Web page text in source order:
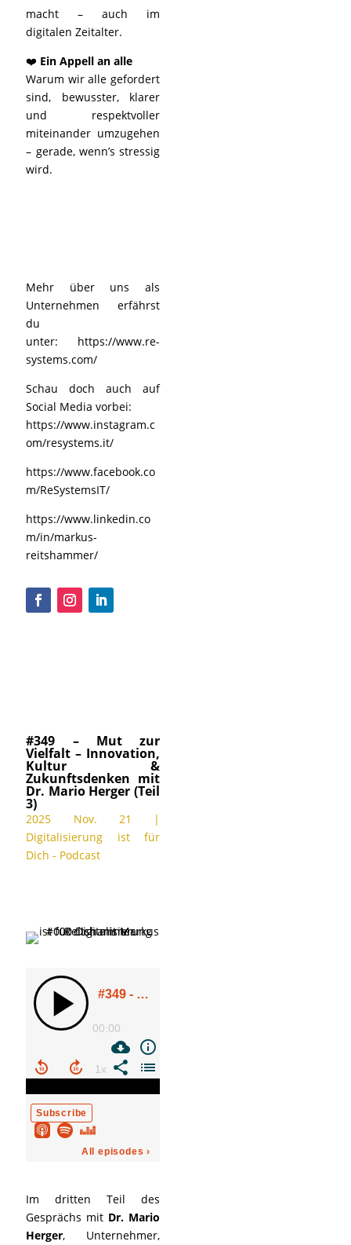
macht – auch im
digitalen Zeitalter.
❤️ Ein Appell an alle
Warum wir alle gefordert
sind, bewusster, klarer
und respektvoller
miteinander umzugehen
– gerade, wenn’s stressig
wird.
Mehr über uns als
Unternehmen erfährst
du
unter: https://www.re-
systems.com/
Schau doch auch auf
Social Media vorbei:
https://www.instagram.c
om/resystems.it/
https://www.facebook.co
m/ReSystemsIT/
https://www.linkedin.co
m/in/markus-
reitshammer/
#349 – Mut zur
Vielfalt – Innovation,
Kultur &
Zukunftsdenken mit
Dr. Mario Herger (Teil
3)
2025 Nov. 21
|
Digitalisierung ist für
Dich - Podcast
Im dritten Teil des
Gesprächs mit Dr. Mario
Herger, Unternehmer,